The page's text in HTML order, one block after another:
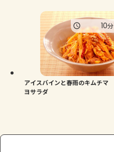
アイスバインと春雨のキムチマ
ヨサラダ
10分